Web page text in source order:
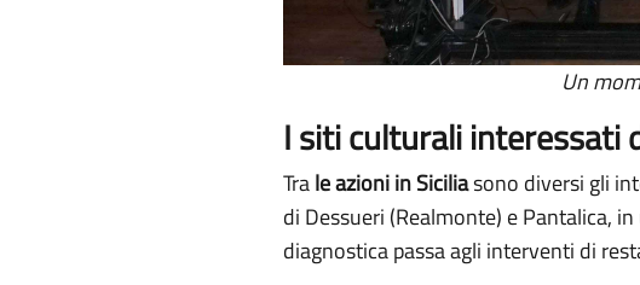
Un
I siti culturali interessati
Trale azioni in Siciliasono diversi gli
di Dessueri (Realmonte) e Pantalica,
diagnostica passa agli interventi di